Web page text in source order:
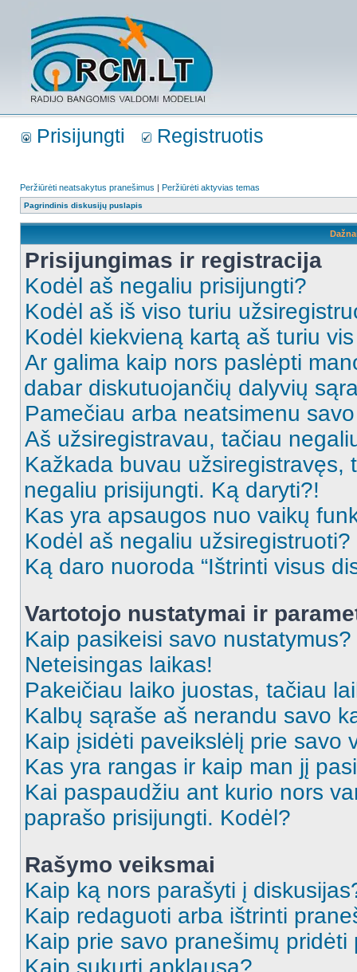
Prisijungti Registruotis
Peržiūrėti neatsakytus pranešimus | Peržiūrėti aktyvias temas
Pagrindinis diskusijų puslapis
Prisijungimas ir registracija
Kodėl aš negaliu prisijungti?
Kodėl aš iš viso turiu
Kodėl kiekvieną kartą aš turiu
Ar galima kaip nors paslėpti
dabar diskutuojančių dalyvių
Pamečiau arba neatsimenu
Aš užsiregistravau, tačiau
Kažkada buvau užsiregistravęs,
negaliu prisijungti. Ką daryti?!
Kas yra apsaugos nuo vaikų
Kodėl aš negaliu užsiregistruoti?
Ką daro nuoroda “Ištrinti visus
Vartotojo nustatymai ir
Kaip pasikeisi savo nustatymus?
Neteisingas laikas!
Pakeičiau laiko juostas, tačiau
Kalbų sąraše aš nerandu savo
Kaip įsidėti paveikslėlį prie savo
Kas yra rangas ir kaip man jį
Kai paspaudžiu ant kurio nors
paprašo prisijungti. Kodėl?
Rašymo veiksmai
Kaip ką nors parašyti į
Kaip redaguoti arba ištrinti
Kaip prie savo pranešimų pridėti
Kaip sukurti apklausą?